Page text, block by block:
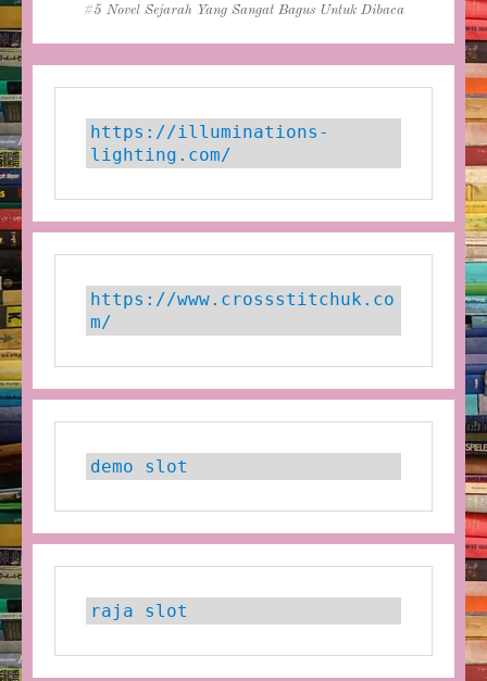
Tags
5 Novel Sejarah Yang Sangat Bagus Untuk Dibaca
https://illuminations-
lighting.com/
https://www.crossstitchuk.co
m/
demo slot
raja slot